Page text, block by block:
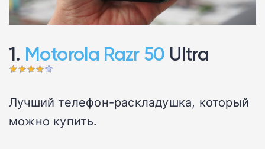
1. Motorola Razr 50 Ultra
Лучший телефон-раскладушка, который
можно купить.